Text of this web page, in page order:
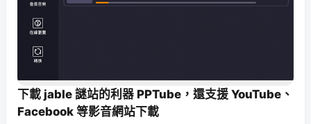
下載 jable 謎站的利器 PPTube，還支援 YouTube、
Facebook 等影音網站下載